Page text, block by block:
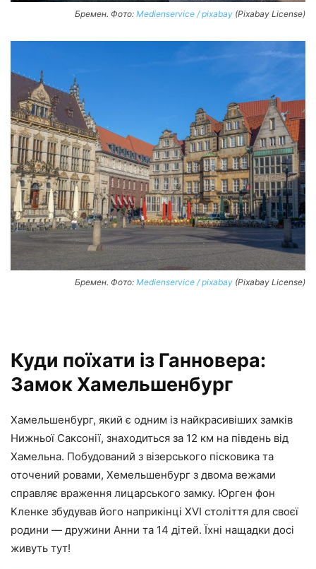
Бремен. Фото: Medienservice / pixabay (Pixabay License)
Бремен. Фото: Medienservice / pixabay (Pixabay License)
Куди поїхати із Ганновера:
Замок Хамельшенбург
Хамельшенбург, який є одним із найкрасивіших замків
Нижньої Саксонії, знаходиться за 12 км на південь від
Хамельна. Побудований з візерського пісковика та
оточений ровами, Хемельшенбург з двома вежами
справляє враження лицарського замку. Юрген фон
Кленке збудував його наприкінці XVI століття для своєї
родини — дружини Анни та 14 дітей. Їхні нащадки досі
живуть тут!